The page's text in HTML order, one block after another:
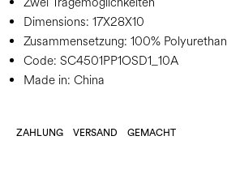
Dimensions: 17X28X10
Zusammensetzung: 100% Polyurethan
Code: SC4501PP1OSD1_10A
Made in: China
ZAHLUNG VERSAND GEMACHT